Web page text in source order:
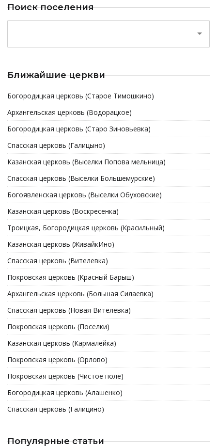
Поиск поселения
Ближайшие церкви
Богородицкая церковь (Старое Тимошкино)
Архангельская церковь (Водорацкое)
Богородицкая церковь (Старо Зиновьевка)
Спасская церковь (Галицыно)
Казанская церковь (Выселки Попова мельница)
Спасская церковь (Выселки Большемурские)
Богоявленская церковь (Выселки Обуховские)
Казанская церковь (Воскресенка)
Троицкая, Богородицкая церковь (Красильный)
Казанская церковь (ЖивайкИно)
Спасская церковь (Вителевка)
Покровская церковь (Красный Барыш)
Архангельская церковь (Большая Силаевка)
Спасская церковь (Новая Вителевка)
Покровская церковь (Поселки)
Казанская церковь (Кармалейка)
Покровская церковь (Орлово)
Покровская церковь (Чистое поле)
Богородицкая церковь (Алашенко)
Спасская церковь (Галицино)
Популярные статьи